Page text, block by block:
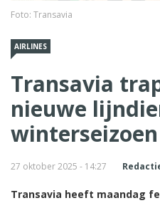
Foto: Transavia
AIRLINES
Transavia
nieuwe
27 oktober 2025 - 14:27
Transavia heeft maandag